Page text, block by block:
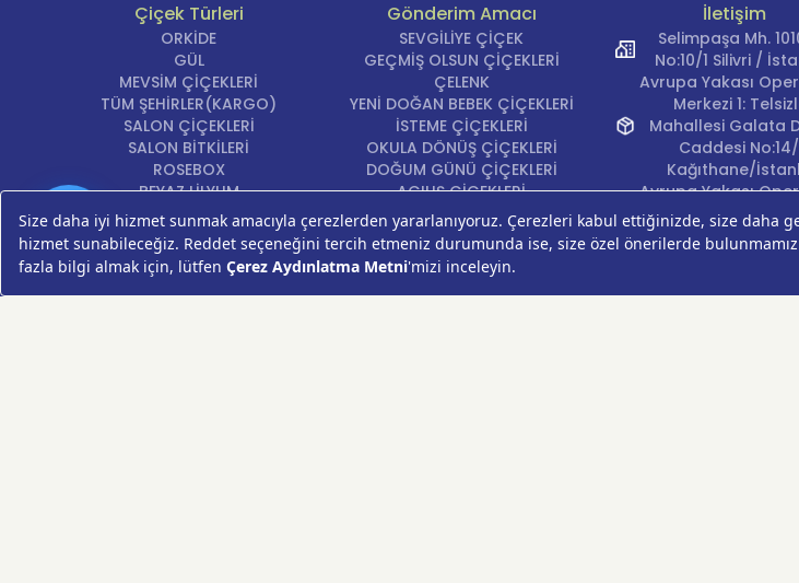
Çiçek Türleri
ORKİDE
GÜL
MEVSİM ÇİÇEKLERİ
TÜM ŞEHİRLER(KARGO)
SALON ÇİÇEKLERİ
SALON BİTKİLERİ
ROSEBOX
BEYAZ LİLYUM
LALE
AYNI GÜN TESLİM ÇİÇEK
KASIMPATI
GERBERA
KRİZANTEM
Gönderim Amacı
SEVGİLİYE ÇİÇEK
GEÇMİŞ OLSUN ÇİÇEKLERİ
ÇELENK
YENİ DOĞAN BEBEK ÇİÇEKLERİ
İSTEME ÇİÇEKLERİ
OKULA DÖNÜŞ ÇİÇEKLERİ
DOĞUM GÜNÜ ÇİÇEKLERİ
AÇILIŞ ÇİÇEKLERİ
ÖZÜR ÇİÇEĞİ
YIL DÖNÜMÜ ÇİÇEKLERİ
YENİ İŞ ÇİÇEĞİ
İletişim
Selimpaşa Mh.
No:10/1 Silivri /
Avrupa Yakası
Merkezi 1:
Mahallesi Galata
Caddesi
Kağıthane/
Avrupa Yakası
Merkezi 2: Güven
Çalışlar Sokak
Operasyon
Günün
Fırsatı